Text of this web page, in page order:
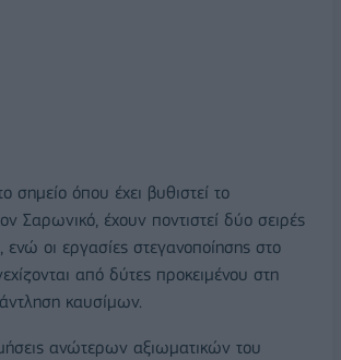
σημείο όπου έχει βυθιστεί το
Σαρωνικό, έχουν ποντιστεί δύο σειρές
οι εργασίες στεγανοποίησης στο
από δύτες προκειμένου στη
καυσίμων.
ανώτερων αξιωματικών του